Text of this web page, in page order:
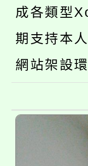
田徑
桃園
視費
半價
者。
大園
份教
大溪
份教
淨零
會
115
成各類型
期支持本
網站架設環